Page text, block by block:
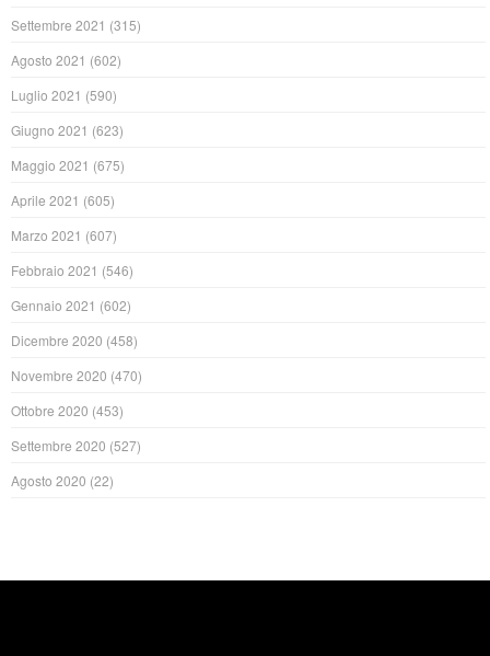
Settembre 2021 (315)
Agosto 2021 (602)
Luglio 2021 (590)
Giugno 2021 (623)
Maggio 2021 (675)
Aprile 2021 (605)
Marzo 2021 (607)
Febbraio 2021 (546)
Gennaio 2021 (602)
Dicembre 2020 (458)
Novembre 2020 (470)
Ottobre 2020 (453)
Settembre 2020 (527)
Agosto 2020 (22)